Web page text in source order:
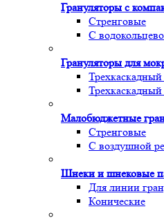
Грануляторы с
Стренговые
С
Грануляторы для
Трехкаскадный
Трехкаскадный
Малобюджетные
Стренговые
С воздушной
Шнеки и шнековые
Для линии
Конические